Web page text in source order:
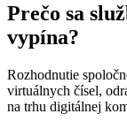
Prečo sa
vypína?
Rozhodnutie
virtuálnych čísel,
na trhu digitálnej